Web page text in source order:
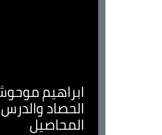
ابراهيم
الحصاد
المحاصيل